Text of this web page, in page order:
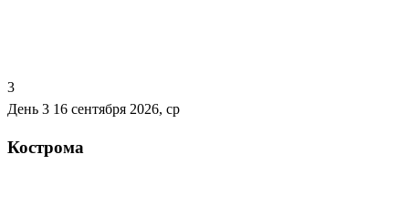
3
День 3 16 сентября 2026, ср
Кострома